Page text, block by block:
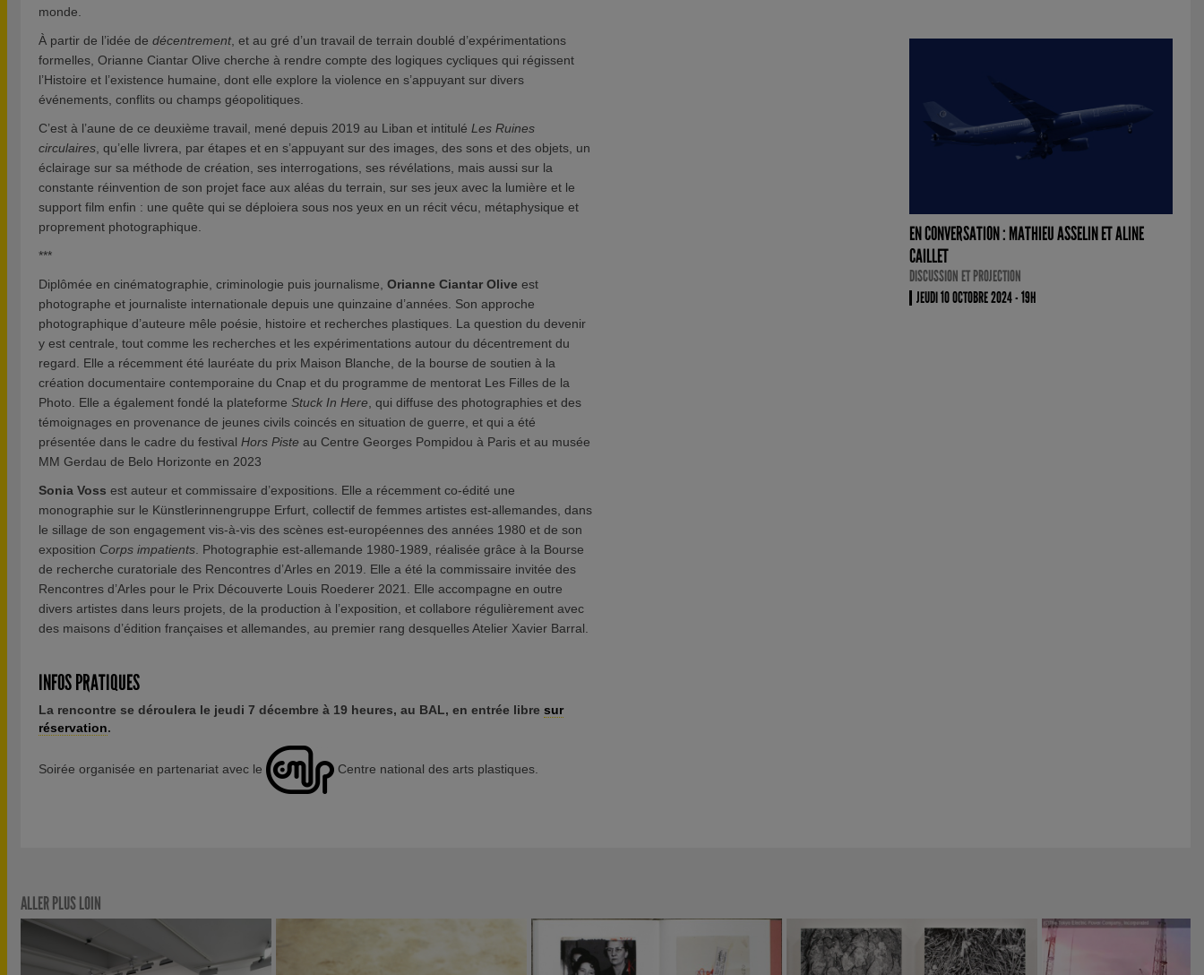
monde.
À partir de l’idée de décentrement, et au gré d’un travail de terrain doublé d’expérimentations
formelles, Orianne Ciantar Olive cherche à rendre compte des logiques cycliques qui régissent
l’Histoire et l’existence humaine, dont elle explore la violence en s’appuyant sur divers
événements, conflits ou champs géopolitiques.
C’est à l’aune de ce deuxième travail, mené depuis 2019 au Liban et intitulé Les Ruines
circulaires , qu’elle livrera, par étapes et en s’appuyant sur des images, des sons et des objets, un
éclairage sur sa méthode de création, ses interrogations, ses révélations, mais aussi sur la
constante réinvention de son projet face aux aléas du terrain, sur ses jeux avec la lumière et le
support film enfin : une quête qui se déploiera sous nos yeux en un récit vécu, métaphysique et
proprement photographique.
***
Diplômée en cinématographie, criminologie puis journalisme, Orianne Ciantar Olive est
photographe et journaliste internationale depuis une quinzaine d’années. Son approche
photographique d’auteure mêle poésie, histoire et recherches plastiques. La question du devenir
y est centrale, tout comme les recherches et les expérimentations autour du décentrement du
regard. Elle a récemment été lauréate du prix Maison Blanche, de la bourse de soutien à la
création documentaire contemporaine du Cnap et du programme de mentorat Les Filles de la
Photo. Elle a également fondé la plateforme Stuck In Here , qui diffuse des photographies et des
témoignages en provenance de jeunes civils coincés en situation de guerre, et qui a été
présentée dans le cadre du festival Hors Piste au Centre Georges Pompidou à Paris et au musée
MM Gerdau de Belo Horizonte en 2023
Sonia Voss est auteur et commissaire d’expositions. Elle a récemment co-édité une
monographie sur le Künstlerinnengruppe Erfurt, collectif de femmes artistes est-allemandes, dans
le sillage de son engagement vis-à-vis des scènes est-européennes des années 1980 et de son
exposition Corps impatients . Photographie est-allemande 1980-1989, réalisée grâce à la Bourse
de recherche curatoriale des Rencontres d’Arles en 2019. Elle a été la commissaire invitée des
Rencontres d’Arles pour le Prix Découverte Louis Roederer 2021. Elle accompagne en outre
divers artistes dans leurs projets, de la production à l’exposition, et collabore régulièrement avec
des maisons d’édition françaises et allemandes, au premier rang desquelles Atelier Xavier Barral.
INFOS PRATIQUES
La rencontre se déroulera le jeudi 7 décembre à 19 heures, au BAL, en entrée libre sur
réservation.
Soirée organisée en partenariat avec le Centre national des arts plastiques.
EN CONVERSATION : MATHIEU ASSELIN ET ALINE
CAILLET
DISCUSSION ET PROJECTION
JEUDI 10 OCTOBRE 2024 - 19H
ALLER PLUS LOIN